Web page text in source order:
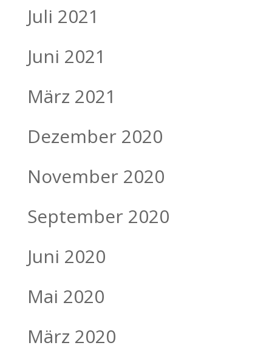
Juli 2021
Juni 2021
März 2021
Dezember 2020
November 2020
September 2020
Juni 2020
Mai 2020
März 2020